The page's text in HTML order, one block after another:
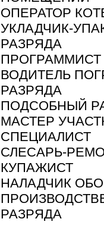
ОПЕРАТОР
УКЛАДЧИК-
РАЗРЯДА
ПРОГРАММИСТ
ВОДИТЕЛЬ
РАЗРЯДА
ПОДСОБНЫЙ
МАСТЕР
СПЕЦИАЛИСТ
СЛЕСАРЬ-
КУПАЖИСТ
НАЛАДЧИК
РАЗРЯДА